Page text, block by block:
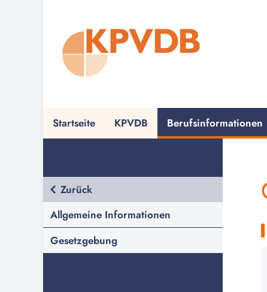
Berufsinformationen für Krankenpfleger
Startseite KPVDB Berufsinformationen
Zurück
Allgemeine Informationen
Gesetzgebung